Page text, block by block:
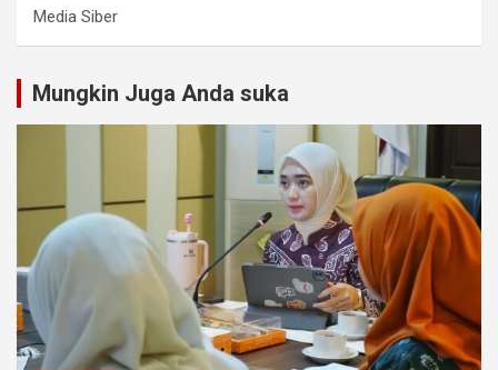
Media Siber
Mungkin Juga Anda suka